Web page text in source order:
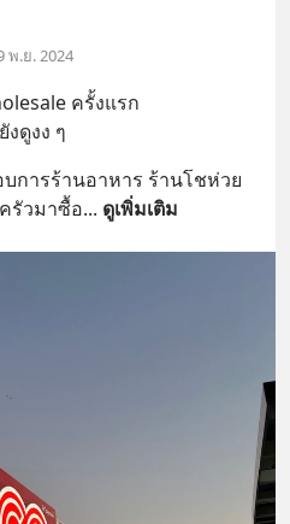
พ.ย. 2024
ครั้งแรก
ดูงง ๆ
การร้านอาหาร ร้านโชห่วย
รัวมาซื้อ... ดูเพิ่มเติม